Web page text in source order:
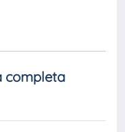
completa